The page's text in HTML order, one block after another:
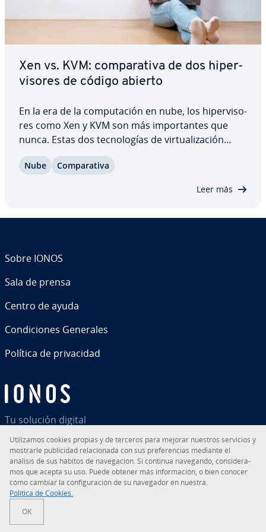
Xen vs. KVM: co­m­pa­ra­ti­va de dos hi­pe­r­
vi­so­res de código abierto
En la era de la co­mpu­tación en nube, los hi­pe­r­vi­so­
res como Xen y KVM son más im­po­r­ta­n­tes que
nunca. Estas dos te­c­no­lo­gías de vi­r­tua­li­za­ción
separado en el mismo ordenador. Pero ¿cómo
Nube Co­m­pa­ra­ti­va
Leer más
Tu solución digital
Sobre IONOS
Sala de prensa
Centro de ayuda
Co­n­di­cio­nes Generales
Política de pri­va­ci­dad
© 2026IONOS Inc.
RSS LinkedIntiktok InstagramFacebookYouTube
Uti­li­za­mos cookies propias y de terceros para mejorar nuestros servicios y
mostrarle pu­bli­ci­dad re­la­cio­na­da con sus pre­fe­re­n­cias mediante el
análisis de sus hábitos de na­ve­ga­ción. Si continua navegando, co­n­si­de­ra­
mos que acepta su uso. Puede obtener más in­fo­r­ma­ción, o bien conocer
cómo cambiar la co­n­fi­gu­ra­ción de su navegador en nuestra.
Política de Cookies.
OK